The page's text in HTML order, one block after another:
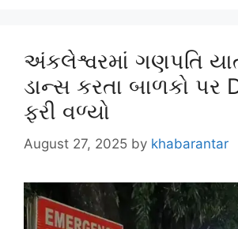
અંકલેશ્વરમાં ગણપતિ
ડાન્સ કરતા બાળકો પર
ફરી વળ્યો
August 27, 2025 by khabarantar